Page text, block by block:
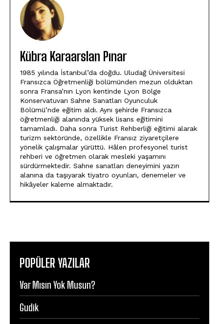
Kübra Karaarslan Pınar
1985 yılında İstanbul’da doğdu. Uludağ Üniversitesi
Fransızca Öğretmenliği bölümünden mezun olduktan
sonra Fransa’nın Lyon kentinde Lyon Bölge
Konservatuvarı Sahne Sanatları Oyunculuk
Bölümü’nde eğitim aldı. Aynı şehirde Fransızca
öğretmenliği alanında yüksek lisans eğitimini
tamamladı. Daha sonra Turist Rehberliği eğitimi alarak
turizm sektöründe, özellikle Fransız ziyaretçilere
yönelik çalışmalar yürüttü. Hâlen profesyonel turist
rehberi ve öğretmen olarak mesleki yaşamını
sürdürmektedir. Sahne sanatları deneyimini yazın
alanına da taşıyarak tiyatro oyunları, denemeler ve
hikâyeler kaleme almaktadır.
POPÜLER YAZILAR
Var Mısın Yok Musun?
Gudik